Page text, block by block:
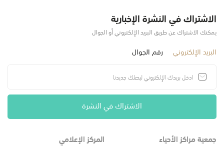
الاشتراك في النشرة الإخبارية
يمكنك الاشتراك عن طريق البريد الإلكتروني أو الجوال
البريد الإلكتروني رقم الجوال
الاشتراك في النشرة
جمعية مراكز الأحياء المركز الإعلامي